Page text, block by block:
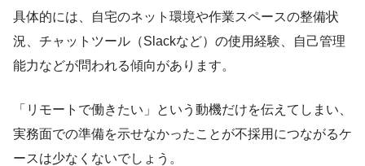
具体的には、自宅のネット環境や作業スペースの整備状
況、チャットツール（Slackなど）の使用経験、自己管理
能力などが問われる傾向があります。
「リモートで働きたい」という動機だけを伝えてしまい、
実務面での準備を示せなかったことが不採用につながるケ
ースは少なくないでしょう。